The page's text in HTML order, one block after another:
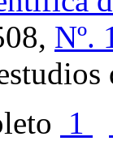
Nº.
1